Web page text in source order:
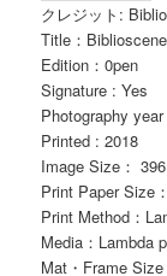
クレジット:
Title：
Edition：0pen
Signature : Yes
Photography
Printed : 2018
Image Size：
Print Paper Size
Print Method：
Media：Lambda
Mat・Frame